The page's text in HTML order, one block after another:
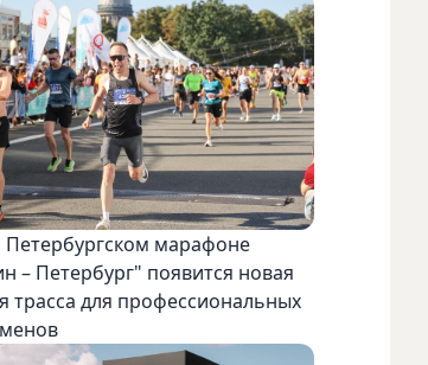
Петербургском марафоне
– Петербург" появится новая
трасса для профессиональных